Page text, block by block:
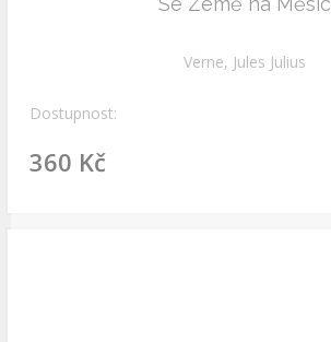
Verne, Jules Julius
Dostupnost:
360 Kč